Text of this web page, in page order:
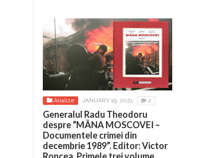
Analize JANUARY 19, 2021 2
Generalul Radu Theodoru
despre “MÂNA MOSCOVEI –
Documentele crimei din
decembrie 1989”. Editor: Victor